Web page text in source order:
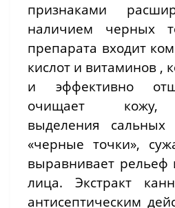
признаками
наличием черных
препарата входит
кислот и витаминов ,
и эффективно
очищает кожу,
выделения сальных
«черные точки»,
выравнивает рельеф
лица. Экстракт
антисептическим